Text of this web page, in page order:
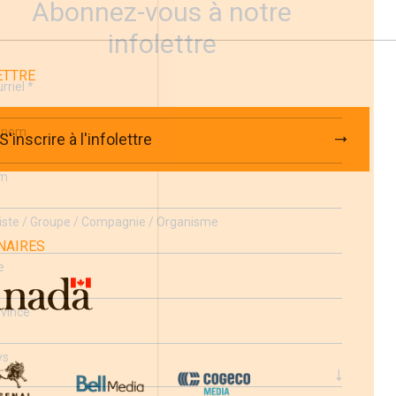
S'inscrire à l'infolettre
Abonnez-vous à notre
infolettre
*
/ Groupe / Compagnie / Organisme